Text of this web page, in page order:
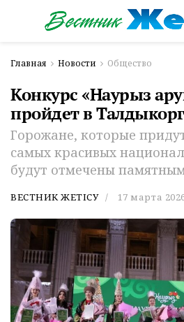
Главная Новости Общество
Конкурс «Наурыз
пройдет в
Горожане, которые
самых красивых
будут отмечены
ВЕСТНИК ЖЕТІСУ 17 марта